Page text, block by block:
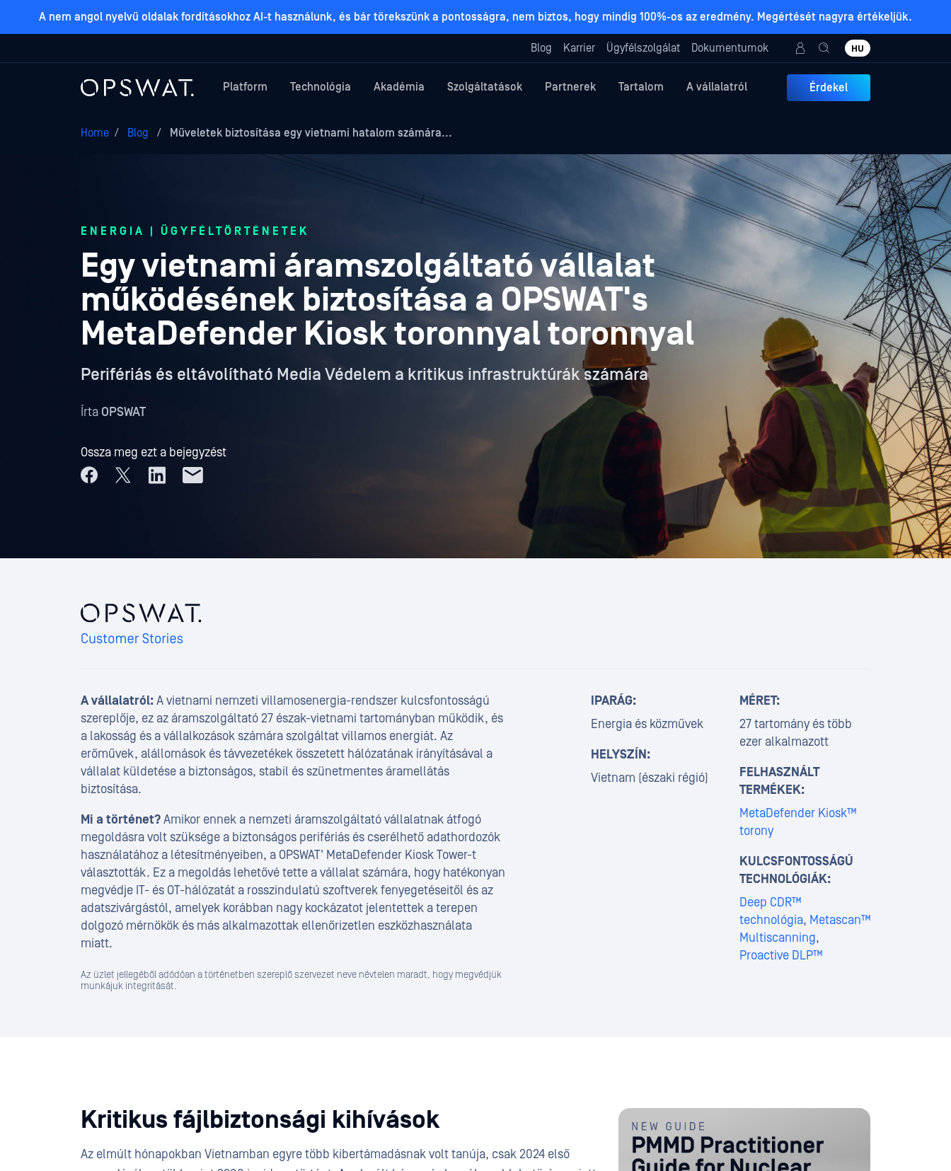
A nem angol nyelvű oldalak fordításokhoz AI-t használunk, és bár törekszünk a pontosságra, nem biztos, hogy mindig 100%-os az eredmény. Megértését nagyra értékeljük.
Blog Karrier Ügyfélszolgálat Dokumentumok HU
Platform Technológia Akadémia Szolgáltatások Partnerek Tartalom A vállalatról Érdekel
Home / Blog / Műveletek biztosítása egy vietnami hatalom számára...
ENERGIA | ÜGYFÉLTÖRTÉNETEK
Egy vietnami áramszolgáltató vállalat
működésének biztosítása a OPSWAT's
MetaDefender Kiosk toronnyal toronnyal
Perifériás és eltávolítható Media Védelem a kritikus infrastruktúrák számára
Írta OPSWAT
Ossza meg ezt a bejegyzést
A vállalatról:A vietnami nemzeti villamosenergia-rendszer kulcsfontosságú
szereplője, ez az áramszolgáltató 27 észak-vietnami tartományban működik, és
a lakosság és a vállalkozások számára szolgáltat villamos energiát. Az
erőművek, alállomások és távvezetékek összetett hálózatának irányításával a
vállalat küldetése a biztonságos, stabil és szünetmentes áramellátás
biztosítása.
Mi a történet?Amikor ennek a nemzeti áramszolgáltató vállalatnak átfogó
megoldásra volt szüksége a biztonságos perifériás és cserélhető adathordozók
használatához a létesítményeiben, a OPSWAT' MetaDefender Kiosk Tower-t
választották. Ez a megoldás lehetővé tette a vállalat számára, hogy hatékonyan
megvédje IT- és OT-hálózatát a rosszindulatú szoftverek fenyegetéseitől és az
adatszivárgástól, amelyek korábban nagy kockázatot jelentettek a terepen
dolgozó mérnökök és más alkalmazottak ellenőrizetlen eszközhasználata
miatt.
Az üzlet jellegéből adódóan a történetben szereplő szervezet neve névtelen maradt, hogy megvédjük
munkájuk integritását.
IPARÁG:
Energia és közművek
HELYSZÍN:
Vietnam (északi régió)
MÉRET:
27 tartomány és több
ezer alkalmazott
FELHASZNÁLT
TERMÉKEK:
MetaDefender Kiosk™
torony
KULCSFONTOSSÁGÚ
TECHNOLÓGIÁK:
Deep CDR™
technológia, Metascan™
Multiscanning,
Proactive DLP™
Kritikus fájlbiztonsági kihívások
Az elmúlt hónapokban Vietnamban egyre több kibertámadásnak volt tanúja, csak 2024 első